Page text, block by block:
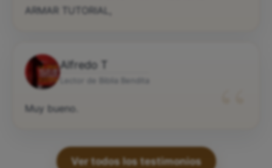
ARMAR TUTORIAL,
Alfredo T
Muy bueno.
Ver todos los testimonios